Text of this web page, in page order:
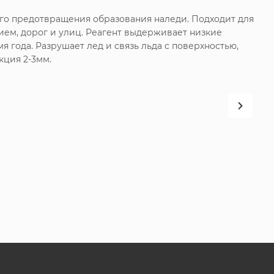
предотвращения образования наледи. Подходит для
дорог и улиц. Реагент выдерживает низкие
Разрушает лед и связь льда с поверхностью,
2-3мм.